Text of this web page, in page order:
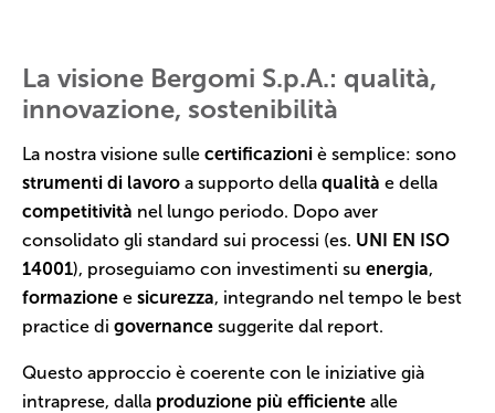
La visione Bergomi S.p.A.: qualità,
innovazione, sostenibilità
La nostra visione sulle certificazioni è semplice: sono
strumenti di lavoro a supporto della qualità e della
competitività nel lungo periodo. Dopo aver
consolidato gli standard sui processi (es. UNI EN ISO
14001), proseguiamo con investimenti su energia,
formazione e sicurezza, integrando nel tempo le best
practice di governance suggerite dal report.
Questo approccio è coerente con le iniziative già
intraprese, dalla produzione più efficiente alle